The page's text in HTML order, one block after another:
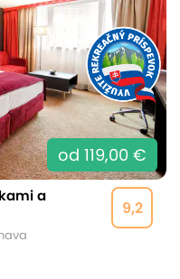
od 119,00 €
9,2
a